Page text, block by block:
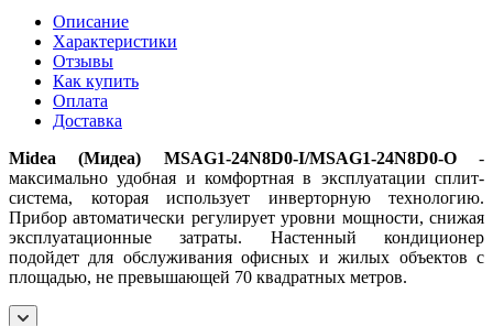
Описание
Характеристики
Отзывы
Как купить
Оплата
Доставка
Midea (Мидеа) MSAG1-24N8D0-I/MSAG1-24N8D0-O -
максимально удобная и комфортная в эксплуатации сплит-
система, которая использует инверторную технологию.
Прибор автоматически регулирует уровни мощности, снижая
эксплуатационные затраты. Настенный кондиционер
подойдет для обслуживания офисных и жилых объектов с
площадью, не превышающей 70 квадратных метров.